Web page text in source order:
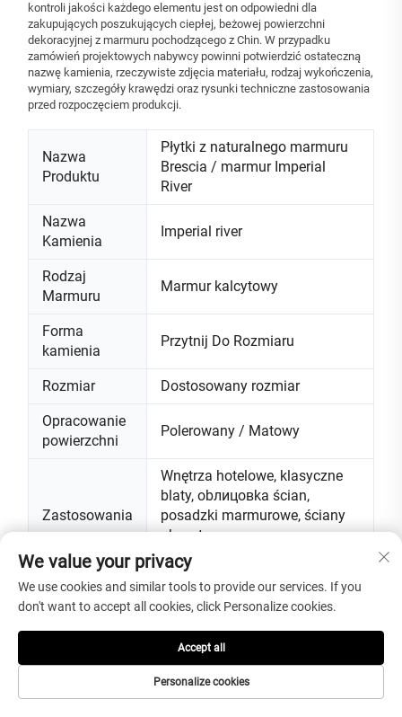
kontroli jakości każdego elementu jest on odpowiedni dla
zakupujących poszukujących ciepłej, beżowej powierzchni
dekoracyjnej z marmuru pochodzącego z Chin. W przypadku
zamówień projektowych nabywcy powinni potwierdzić ostateczną
nazwę kamienia, rzeczywiste zdjęcia materiału, rodzaj wykończenia,
wymiary, szczegóły krawędzi oraz rysunki techniczne zastosowania
przed rozpoczęciem produkcji.
Nazwa
Produktu
Płytki z naturalnego marmuru
Brescia / marmur Imperial
River
Nazwa
Kamienia
Imperial river
Rodzaj
Marmuru
Marmur kalcytowy
Forma
kamienia
Przytnij Do Rozmiaru
Rozmiar Dostosowany rozmiar
Opracowanie
powierzchni
Polerowany / Matowy
Zastosowania
Wnętrza hotelowe, klasyczne
blaty, obлицовka ścian,
posadzki marmurowe, ściany
akcentowe oraz nowoczesne
projekty dekoracyjne
Jakość 1. klasa
kątem pęknięć, niepożądanych
plam, wad powierzchni,
dokładności wymiarów oraz
stanu krawędzi
We value your privacy
We use cookies and similar tools to provide our services. If you
don't want to accept all cookies, click Personalize cookies.
Personalize cookies
Accept all